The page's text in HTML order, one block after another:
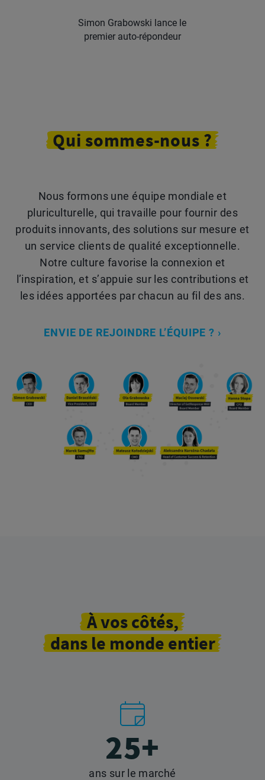
Simon Grabowski lance le
premier auto-répondeur
Qui sommes-nous ?
Nous formons une équipe mondiale et
pluriculturelle, qui travaille pour fournir des
produits innovants, des solutions sur mesure et
un service clients de qualité exceptionnelle.
Notre culture favorise la connexion et
l’inspiration, et s’appuie sur les contributions et
les idées apportées par chacun au fil des ans.
ENVIE DE REJOINDRE L’ÉQUIPE ? ›
Àvoscôtés,
dans le monde entier
25+
ans sur le marché